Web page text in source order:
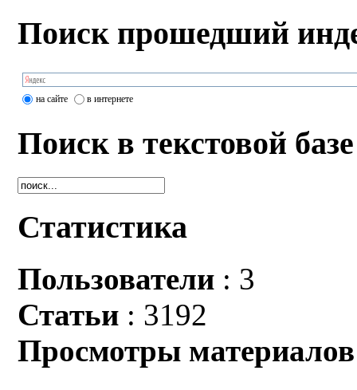
Поиск прошедший
на сайте в интернете
Поиск в текстовой базе
Статистика
Пользователи : 3
Статьи : 3192
Просмотры материалов